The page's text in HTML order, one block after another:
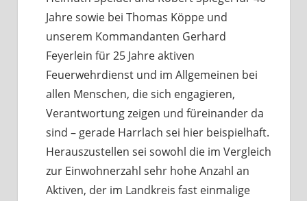
Jahre sowie bei Thomas Köppe und
unserem Kommandanten Gerhard
Feyerlein für 25 Jahre aktiven
Feuerwehrdienst und im Allgemeinen bei
allen Menschen, die sich engagieren,
Verantwortung zeigen und füreinander da
sind – gerade Harrlach sei hier beispielhaft.
Herauszustellen sei sowohl die im Vergleich
zur Einwohnerzahl sehr hohe Anzahl an
Aktiven, der im Landkreis fast einmalige